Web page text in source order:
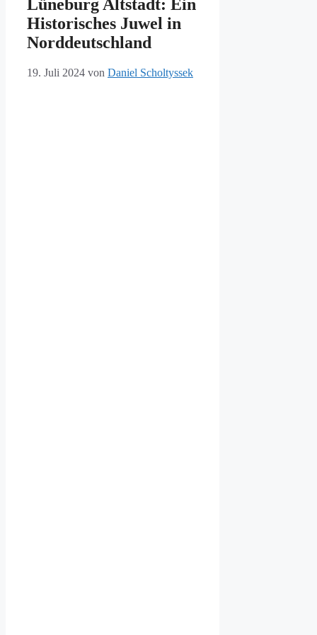
Lüneburg Altstadt: Ein
Historisches Juwel in
Norddeutschland
19. Juli 2024 von Daniel Scholtyssek